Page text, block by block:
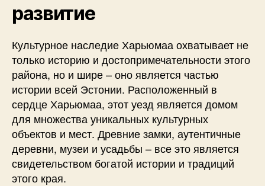
развитие
Культурное наследие Харьюмаа охватывает не
только историю и достопримечательности этого
района, но и шире – оно является частью
истории всей Эстонии. Расположенный в
сердце Харьюмаа, этот уезд является домом
для множества уникальных культурных
объектов и мест. Древние замки, аутентичные
деревни, музеи и усадьбы – все это является
свидетельством богатой истории и традиций
этого края.